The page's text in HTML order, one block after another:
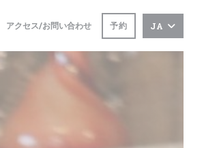
アクセス/お問い合わせ 予約 JA